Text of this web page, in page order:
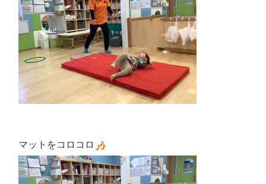
マットをコロコロ